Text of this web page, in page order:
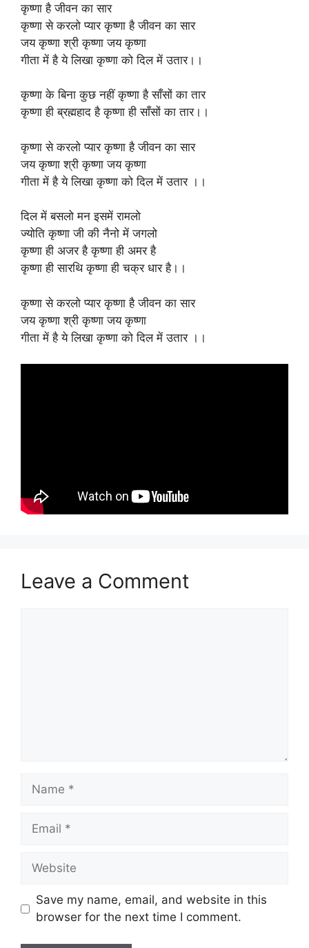
कृष्णा है जीवन का सार
कृष्णा से करलो प्यार कृष्णा है जीवन का सार
जय कृष्णा श्री कृष्णा जय कृष्णा
गीता में है ये लिखा कृष्णा को दिल में उतार।।
कृष्णा के बिना कुछ नहीं कृष्णा है साँसों का तार
कृष्णा ही ब्रह्महाद है कृष्णा ही साँसों का तार।।
कृष्णा से करलो प्यार कृष्णा है जीवन का सार
जय कृष्णा श्री कृष्णा जय कृष्णा
गीता में है ये लिखा कृष्णा को दिल में उतार ।।
दिल में बसलो मन इसमें रामलो
ज्योति कृष्णा जी की नैनो में जगलो
कृष्णा ही अजर है कृष्णा ही अमर है
कृष्णा ही सारथि कृष्णा ही चक्र धार है।।
कृष्णा से करलो प्यार कृष्णा है जीवन का सार
जय कृष्णा श्री कृष्णा जय कृष्णा
गीता में है ये लिखा कृष्णा को दिल में उतार ।।
Leave a Comment
Name
Email
Website
Save my name, email, and website in this
browser for the next time I comment.